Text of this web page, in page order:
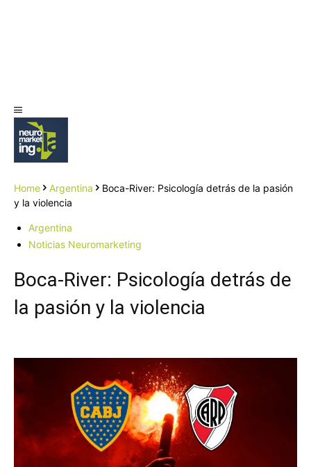
Home Argentina
Boca-River: Psicología detrás de la pasión
y la violencia
Argentina
Noticias Neuromarketing
Boca-River: Psicología detrás de
la pasión y la violencia